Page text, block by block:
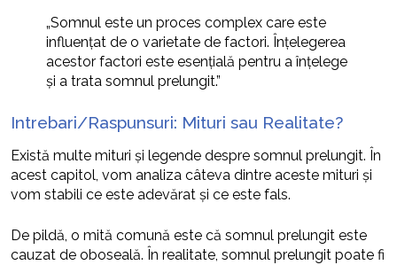
„Somnul este un proces complex care este
influențat de o varietate de factori. Înțelegerea
acestor factori este esențială pentru a înțelege
și a trata somnul prelungit.”
Intrebari/Raspunsuri: Mituri sau Realitate?
Există multe mituri și legende despre somnul prelungit. În
acest capitol, vom analiza câteva dintre aceste mituri și
vom stabili ce este adevărat și ce este fals.
De pildă, o mită comună este că somnul prelungit este
cauzat de oboseală. În realitate, somnul prelungit poate fi